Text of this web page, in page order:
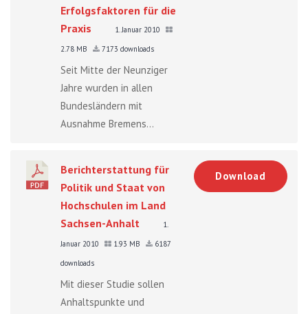
Erfolgsfaktoren für die
Praxis
1. Januar 2010
2.78 MB
7173 downloads
Seit Mitte der Neunziger
Jahre wurden in allen
Bundesländern mit
Ausnahme Bremens...
Berichterstattung für
Politik und Staat von
Hochschulen im Land
Sachsen-Anhalt
1.
Januar 2010
1.93 MB
6187
downloads
Mit dieser Studie sollen
Anhaltspunkte und
Download